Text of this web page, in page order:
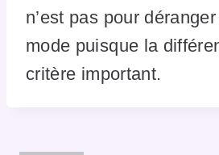
n’est pas pour
mode puisque la
critère important.